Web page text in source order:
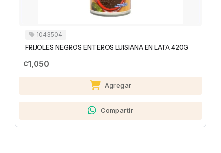
1043504
FRIJOLES NEGROS ENTEROS LUISIANA EN LATA 420G
¢1,050
Agregar
Compartir